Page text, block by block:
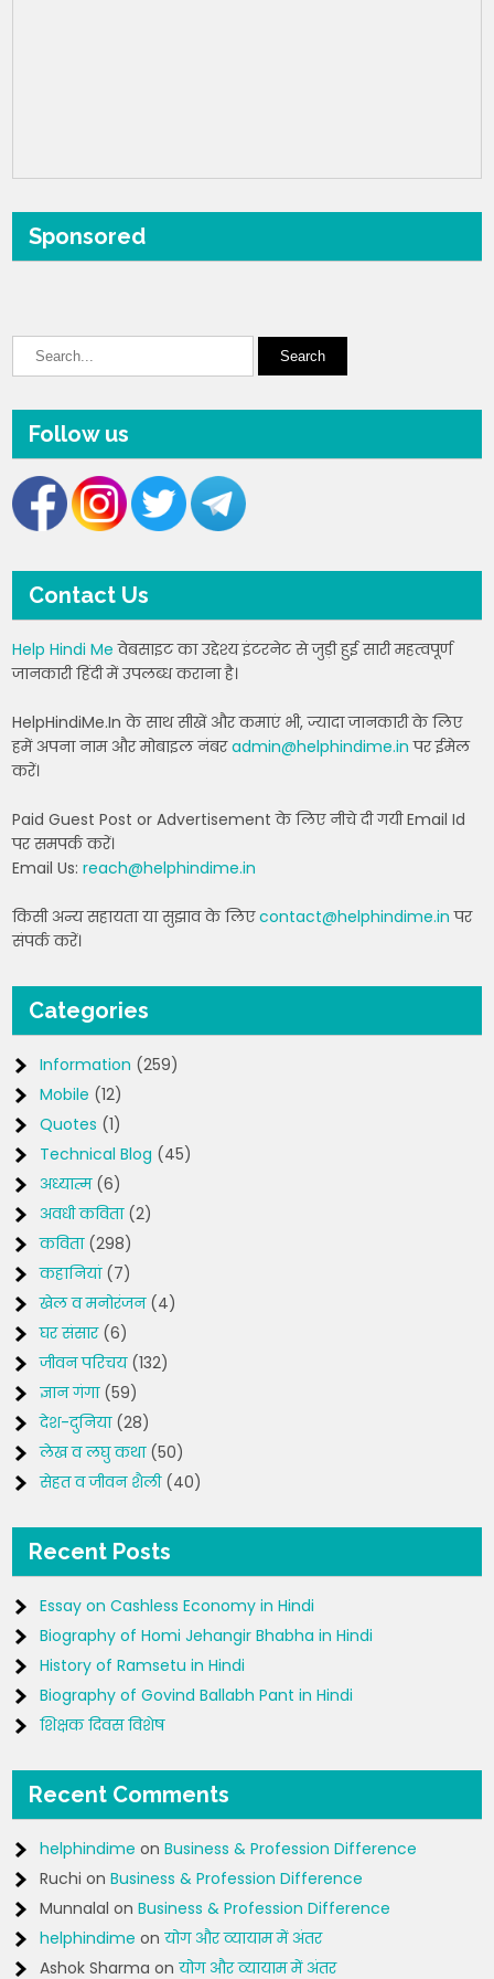
Sponsored
Follow us
Contact Us
Help Hindi Me वेबसाइट का उद्देश्य इंटरनेट से जुड़ी हुई सारी महत्वपूर्ण
जानकारी हिंदी में उपलब्ध कराना है।
HelpHindiMe.In के साथ सीखें और कमाएं भी, ज्यादा जानकारी के लिए
हमें अपना नाम और मोबाइल नंबरadmin@helphindime.in पर ईमेल
करें।
Paid Guest Post or Advertisement के लिए नीचे दी गयी Email Id
पर समपर्क करें।
Email Us:reach@helphindime.in
किसी अन्य सहायता या सुझाव के लिएcontact@helphindime.in पर
संपर्क करें।
Categories
Information (259)
Mobile (12)
Quotes (1)
Technical Blog (45)
अध्यात्म(6)
अवधी कविता(2)
कविता(298)
कहानियां(7)
खेल व मनोरंजन(4)
घर संसार(6)
जीवन परिचय(132)
ज्ञान गंगा(59)
देश-दुनिया(28)
लेख व लघु कथा(50)
सेहत व जीवन शैली(40)
Recent Posts
Essay on Cashless Economy in Hindi
Biography of Homi Jehangir Bhabha in Hindi
History of Ramsetu in Hindi
Biography of Govind Ballabh Pant in Hindi
शिक्षक दिवस विशेष
Recent Comments
helphindime onBusiness & Profession Difference
Ruchi onBusiness & Profession Difference
Munnalal onBusiness & Profession Difference
helphindime onयोग और व्यायाम में अंतर
Ashok Sharma onयोग और व्यायाम में अंतर